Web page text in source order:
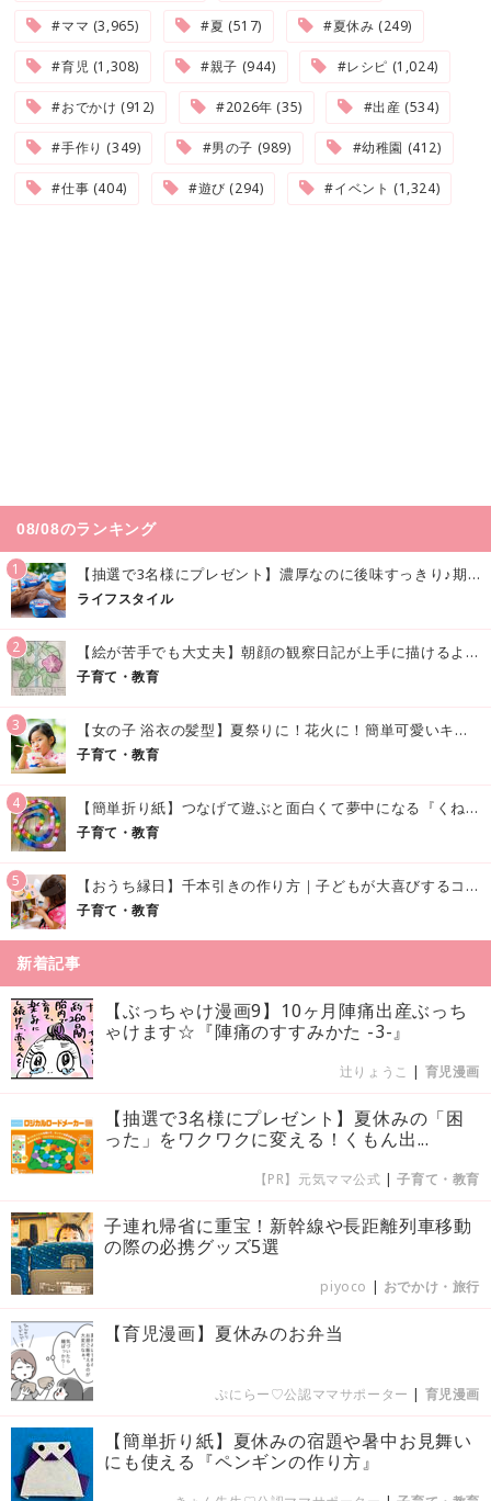
#ママ (3,965) #夏 (517) #夏休み (249)
#育児 (1,308) #親子 (944) #レシピ (1,024)
#おでかけ (912) #2026年 (35) #出産 (534)
#手作り (349) #男の子 (989) #幼稚園 (412)
#仕事 (404) #遊び (294) #イベント (1,324)
08/08のランキング
1 【抽選で3名様にプレゼント】濃厚なのに後味すっきり♪期間限定の「メイトーのなめらかプリン カルピス®入りソース」で夏を味わおう！
ライフスタイル
2 【絵が苦手でも大丈夫】朝顔の観察日記が上手に描けるようになる方法｜イラスト付き
子育て・教育
3 【女の子 浴衣の髪型】夏祭りに！花火に！簡単可愛いキッズの浴衣ヘアアレンジまとめ
子育て・教育
4 【簡単折り紙】つなげて遊ぶと面白くて夢中になる『くねくねへびさんの作り方』
子育て・教育
5 【おうち縁日】千本引きの作り方｜子どもが大喜びするコツやアイデア♪
子育て・教育
新着記事
【ぶっちゃけ漫画9】10ヶ月陣痛出産ぶっち
ゃけます☆『陣痛のすすみかた -3-』
辻りょうこ | 育児漫画
【抽選で3名様にプレゼント】夏休みの「困
った」をワクワクに変える！くもん出...
【PR】元気ママ公式 |子育て・教育
子連れ帰省に重宝！新幹線や長距離列車移動
の際の必携グッズ5選
piyoco | おでかけ・旅行
【育児漫画】夏休みのお弁当
ぷにらー♡公認ママサポーター | 育児漫画
【簡単折り紙】夏休みの宿題や暑中お見舞い
にも使える『ペンギンの作り方』